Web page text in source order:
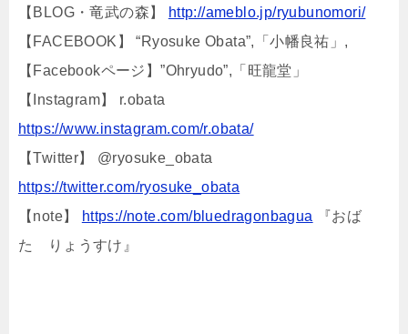
【BLOG・竜武の森】
http://ameblo.jp/ryubunomori/
【FACEBOOK】 “Ryosuke Obata”,「小幡良祐」,
【Facebookページ】”Ohryudo”,「旺龍堂」
【Instagram】 r.obata
https://www.instagram.com/r.obata/
【Twitter】 @ryosuke_obata
https://twitter.com/ryosuke_obata
【note】
https://note.com/bluedragonbagua 『おば
た りょうすけ』